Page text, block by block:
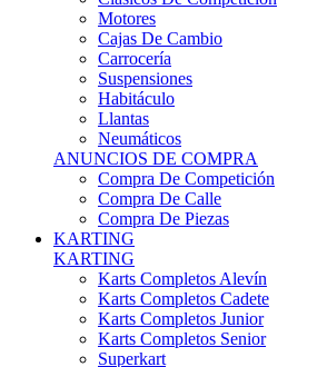
Motores
Cajas De Cambio
Carrocería
Suspensiones
Habitáculo
Llantas
Neumáticos
ANUNCIOS DE COMPRA
Compra De Competición
Compra De Calle
Compra De Piezas
KARTING
KARTING
Karts Completos Alevín
Karts Completos Cadete
Karts Completos Junior
Karts Completos Senior
Superkart